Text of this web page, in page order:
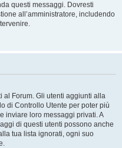
questi messaggi. Dovresti
all’amministratore, includendo
al Forum. Gli utenti aggiunti alla
di Controllo Utente per poter più
inviare loro messaggi privati. A
di questi utenti possono anche
tua lista ignorati, ogni suo